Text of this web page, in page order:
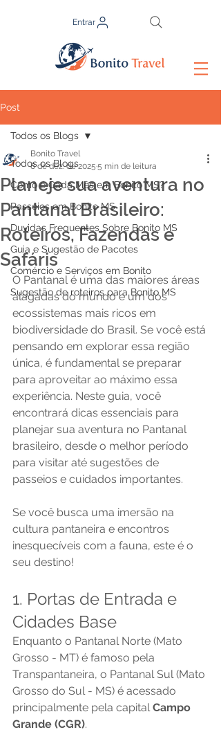
Entrar
Post
Todos os Blogs
Como é Cada Mês em Bonito MS?
Passeios em Bonito MS
Duvidas Frequentes Sobre Bonito MS
Guia e Sugestão de Pacotes
Comércio e Serviços em Bonito
Sugestão de roteiros para Bonito MS
Todos os Blogs
Planeje sua aventura no
Pantanal Brasileiro:
Roteiros, Fazendas e
Safáris
Bonito Travel
8 de dez. de 2025 5 min de leitura
O Pantanal é uma das maiores áreas
alagadas do mundo e um dos
ecossistemas mais ricos em
biodiversidade do Brasil. Se você está
pensando em explorar essa região
única, é fundamental se preparar
para aproveitar ao máximo essa
experiência. Neste guia, você
encontrará dicas essenciais para
planejar sua aventura no Pantanal
brasileiro, desde o melhor período
para visitar até sugestões de
passeios e cuidados importantes.
Se você busca uma imersão na
cultura pantaneira e encontros
inesquecíveis com a fauna, este é o
seu destino!
1. Portas de Entrada e
Cidades Base
Enquanto o Pantanal Norte (Mato
Grosso - MT) é famoso pela
Transpantaneira, o Pantanal Sul (Mato
Grosso do Sul - MS) é acessado
principalmente pela capital Campo
Grande (CGR).